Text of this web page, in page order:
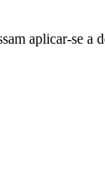
aplicar-se a